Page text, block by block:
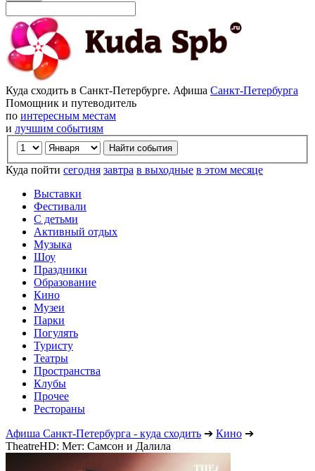
Куда сходить в Санкт-Петербурге. Афиша Санкт-Петербурга
Помощник и путеводитель
по интересным местам
и лучшим событиям
Куда пойти сегодня завтра в выходные в этом месяце
Выставки
Фестивали
С детьми
Активный отдых
Музыка
Шоу
Праздники
Образование
Кино
Музеи
Парки
Погулять
Туристу
Театры
Пространства
Клубы
Прочее
Рестораны
Афиша Санкт-Петербурга - куда сходить ➔ Кино ➔
TheatreHD: Мет: Самсон и Далила